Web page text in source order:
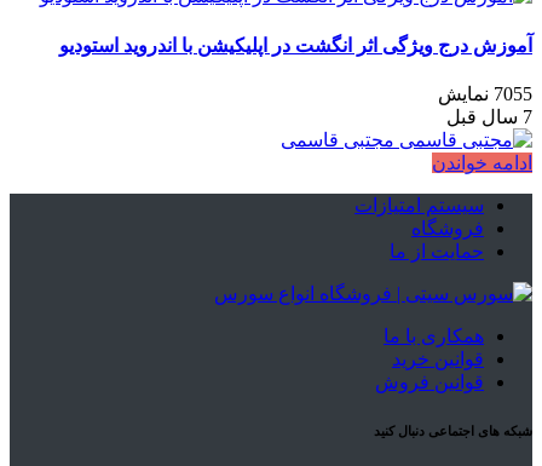
آموزش درج ویژگی اثر انگشت در اپلیکیشن با اندروید استودیو
7055 نمایش
7 سال قبل
مجتبی قاسمی
ادامه خواندن
سیستم امتیازات
فروشگاه
حمایت از ما
همکاری با ما
قوانین خرید
قوانین فروش
شبکه های اجتماعی دنبال کنید